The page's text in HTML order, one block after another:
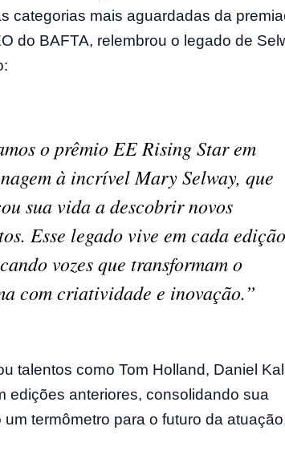
categorias mais aguardadas da
do BAFTA, relembrou o legado de
o prêmio EE Rising Star em
à incrível Mary Selway, que
sua vida a descobrir novos
Esse legado vive em cada
vozes que transformam o
com criatividade e inovação.”
talentos como Tom Holland, Daniel
edições anteriores, consolidando sua
termômetro para o futuro da